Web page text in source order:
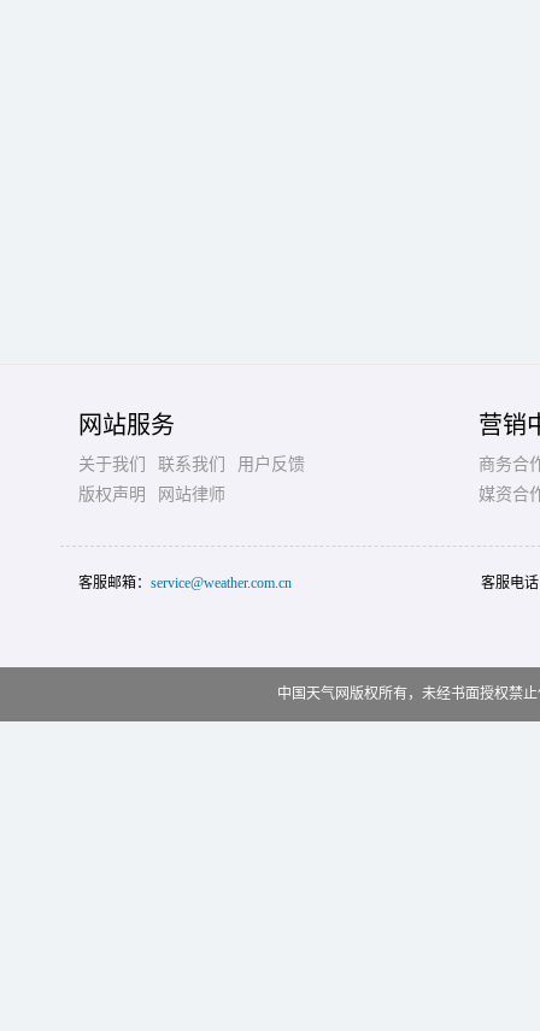
网站服务
关于我们 联系我们
用户反馈
版权声明
网站律师
营销
商务合
媒资合
客服邮箱： service@weather.com.cn 客服电
中国天气网版权所有，未经书面授权